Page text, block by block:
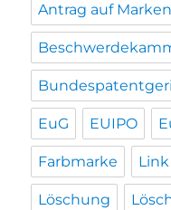
Antrag auf
EuG EUIPO
Farbmarke Link
Löschung